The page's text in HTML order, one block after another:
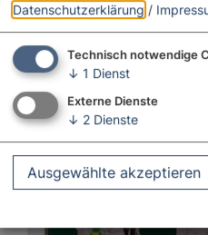
Datenschutzerklärung /
Technisch notwendige
↓ 1 Dienst
Externe Dienste
↓ 2 Dienste
Ausgewählte akzeptieren